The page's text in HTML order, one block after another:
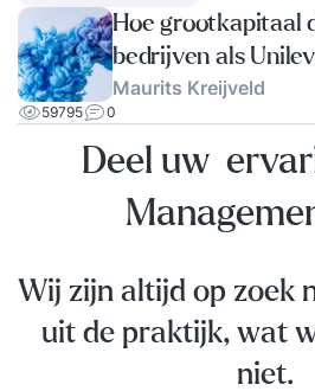
Hoe grootkapitaal
bedrijven als
Maurits Kreijveld
59795 0
Deel uw
Wij zijn altijd op zoek
uit de praktijk, wat
niet.